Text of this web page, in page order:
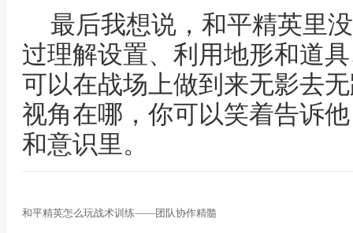
最后我想说，和平精英里
过理解设置、利用地形和道
可以在战场上做到来无影去
视角在哪，你可以笑着告诉
和意识里。
和平精英怎么玩战术训练——团队协作精髓